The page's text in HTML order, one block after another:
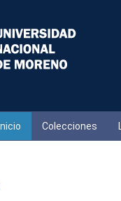
Colecciones